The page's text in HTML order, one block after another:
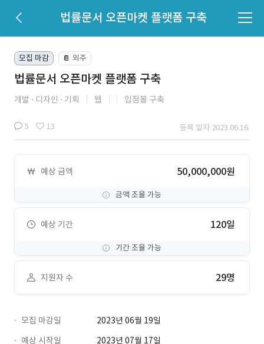
법률문서 오픈마켓 플랫폼 구축
모집 마감 📔 외주
법률문서 오픈마켓 플랫폼 구축
개발 디자인 기획 웹 입점몰 구축
5 13 등록 일자 2023.06.16.
예상 금액 50,000,000원
금액 조율 가능
예상 기간 120일
기간 조율 가능
지원자 수 29명
모집 마감일
2023년 06월 19일
예상 시작일
2023년 07월 17일